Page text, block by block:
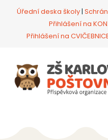
Úřední deska školy|
Přihlášení na
Přihlášení na